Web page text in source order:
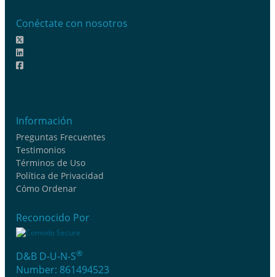
Conéctate con nosotros
Información
Preguntas Frecuentes
Testimonios
Términos de Uso
Política de Privacidad
Cómo Ordenar
Reconocido Por
D&B D-U-N-S®
Number: 861494523